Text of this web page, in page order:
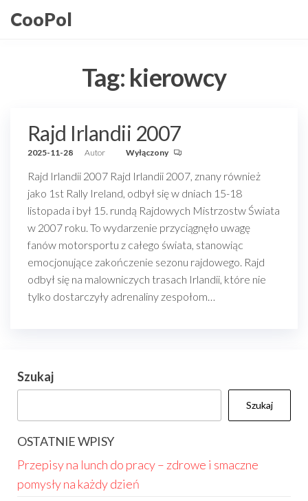
doCooPol
Tag: kierowcy
Rajd Irlandii 2007
2025-11-28 Autor Wyłączony
Rajd Irlandii 2007 Rajd Irlandii 2007, znany również
jako 1st Rally Ireland, odbył się w dniach 15-18
listopada i był 15. rundą Rajdowych Mistrzostw Świata
w 2007 roku. To wydarzenie przyciągnęło uwagę
fanów motorsportu z całego świata, stanowiąc
emocjonujące zakończenie sezonu rajdowego. Rajd
odbył się na malowniczych trasach Irlandii, które nie
tylko dostarczyły adrenaliny zespołom…
Szukaj
Szukaj
OSTATNIE WPISY
Przepisy na lunch do pracy – zdrowe i smaczne
pomysły na każdy dzień